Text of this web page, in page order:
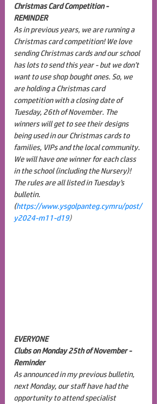
Christmas Card Competition -
REMINDER
As in previous years, we are running a
Christmas card competition! We love
sending Christmas cards and our school
has lots to send this year - but we don’t
want to use shop bought ones. So, we
are holding a Christmas card
competition with a closing date of
Tuesday, 26th of November. The
winners will get to see their designs
being used in our Christmas cards to
families, VIPs and the local community.
We will have one winner for each class
in the school (including the Nursery)!
The rules are all listed in Tuesday’s
bulletin.
(https://www.ysgolpanteg.cymru/post/
y2024-m11-d19)
EVERYONE
Clubs on Monday 25th of November -
Reminder
As announced in my previous bulletin,
next Monday, our staff have had the
opportunity to attend specialist